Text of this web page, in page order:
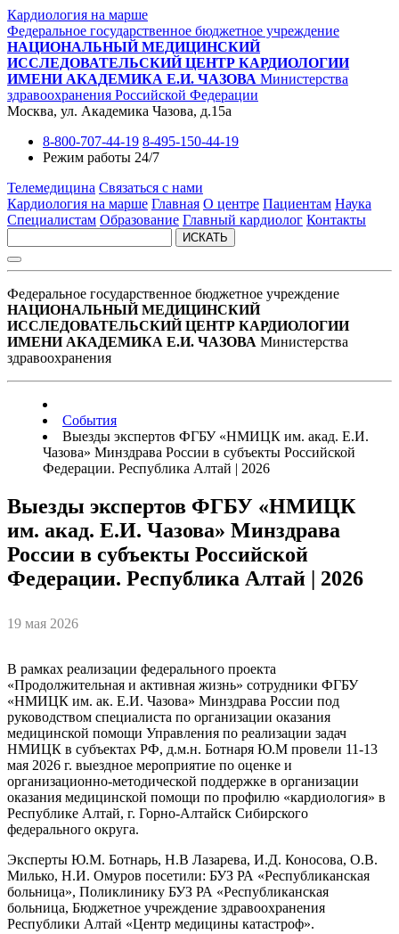
Кардиология на марше
Федеральное государственное бюджетное учреждение
НАЦИОНАЛЬНЫЙ МЕДИЦИНСКИЙ
ИССЛЕДОВАТЕЛЬСКИЙ ЦЕНТР КАРДИОЛОГИИ
ИМЕНИ АКАДЕМИКА Е.И. ЧАЗОВА Министерства
здравоохранения Российской Федерации
Москва, ул. Академика Чазова, д.15а
8-800-707-44-19 8-495-150-44-19
Режим работы 24/7
Телемедицина Связаться с нами
Кардиология на марше Главная О центре Пациентам Наука
Специалистам Образование Главный кардиолог Контакты
ИСКАТЬ
Федеральное государственное бюджетное учреждение
НАЦИОНАЛЬНЫЙ МЕДИЦИНСКИЙ
ИССЛЕДОВАТЕЛЬСКИЙ ЦЕНТР КАРДИОЛОГИИ
ИМЕНИ АКАДЕМИКА Е.И. ЧАЗОВА Министерства
здравоохранения
События
Выезды экспертов ФГБУ «НМИЦК им. акад. Е.И.
Чазова» Минздрава России в субъекты Российской
Федерации. Республика Алтай | 2026
Выезды экспертов ФГБУ «НМИЦК
им. акад. Е.И. Чазова» Минздрава
России в субъекты Российской
Федерации. Республика Алтай | 2026
19 мая 2026
В рамках реализации федерального проекта
«Продолжительная и активная жизнь» сотрудники ФГБУ
«НМИЦК им. ак. Е.И. Чазова» Минздрава России под
руководством специалиста по организации оказания
медицинской помощи Управления по реализации задач
НМИЦК в субъектах РФ, д.м.н. Ботнаря Ю.М провели 11-13
мая 2026 г. выездное мероприятие по оценке и
организационно-методической поддержке в организации
оказания медицинской помощи по профилю «кардиология» в
Республике Алтай, г. Горно-Алтайск Сибирского
федерального округа.
Эксперты Ю.М. Ботнарь, Н.В Лазарева, И.Д. Коносова, О.В.
Милько, Н.И. Омуров посетили: БУЗ РА «Республиканская
больница», Поликлинику БУЗ РА «Республиканская
больница, Бюджетное учреждение здравоохранения
Республики Алтай «Центр медицины катастроф».